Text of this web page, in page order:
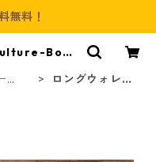
無料！
Boot
ロングウォレッ